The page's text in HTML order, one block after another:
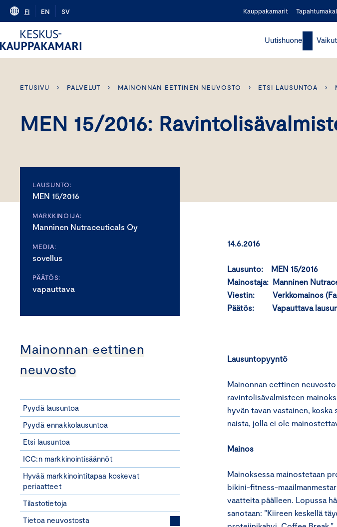
Skip
content
FI EN SV Kauppakamarit
Uutishuone
ETUSIVU › PALVELUT › MAINONNAN EETTINEN NEUVOSTO › ETSI LAUSUNTOA ›
MEN 15/2016:
LAUSUNTO:
MEN 15/2016
MARKKINOIJA:
Manninen Nutraceuticals Oy
MEDIA:
sovellus
PÄÄTÖS:
vapauttava
Mainonnan eettinen
neuvosto
Pyydä lausuntoa
Pyydä ennakkolausuntoa
Etsi lausuntoa
ICC:n markkinointisäännöt
Hyvää markkinointitapaa koskevat
periaatteet
Tilastotietoja
Tietoa neuvostosta
14.6.2016
Lausunto: MEN 15/2016
Mainostaja: Manninen
Viestin: Verkkomainos
Päätös: Vapauttava
Lausuntopyyntö
Mainonnan eettinen
ravintolisävalmisteen
hyvän tavan vastainen,
naista, jolla ei ole
Mainos
Mainoksessa mainostetaan
bikini-fitness-
vaatteita päälleen. Lopussa
sanotaan: ”Kiireen keskellä